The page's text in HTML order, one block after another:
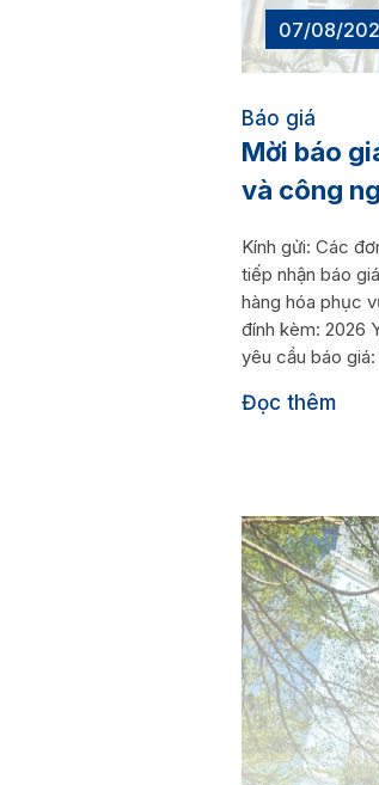
07/08/
Báo giá
Mời báo
và công
Kính gửi: Các
tiếp nhận báo
hàng hóa phục
đính kèm: 2026
yêu cầu báo
Đọc thêm